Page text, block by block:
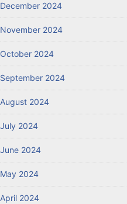
December 2024
November 2024
October 2024
September 2024
August 2024
July 2024
June 2024
May 2024
April 2024